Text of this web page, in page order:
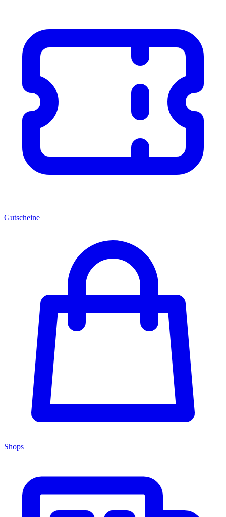
Gutscheine
Shops